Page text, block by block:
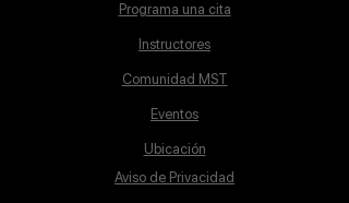
Programa una cita
Instructores
Comunidad MST
Eventos
Ubicación
Aviso de Privacidad